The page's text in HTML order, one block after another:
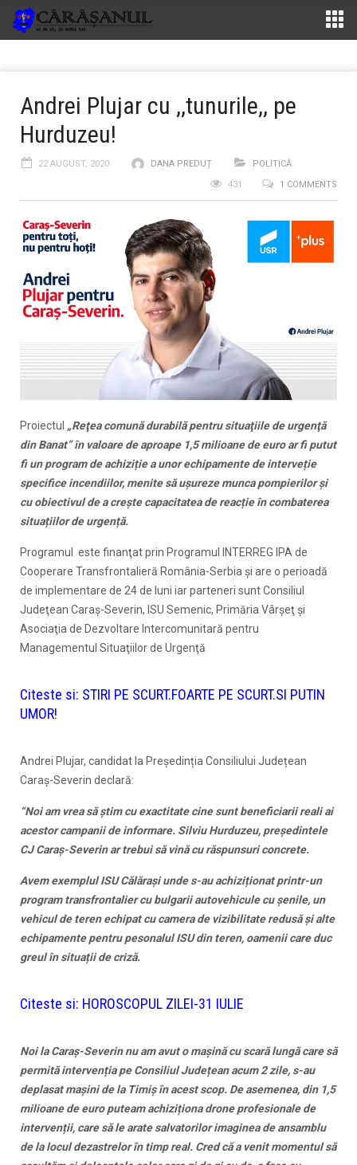
Andrei Plujar cu ,,tunurile,, pe
Hurduzeu!
22 AUGUST, 2020 DANA PREDUȚ
POLITICĂ
1 COMMENTS
431
Proiectul „Reţea comună durabilă pentru situaţiile de urgenţă
din Banat” în valoare de aproape 1,5 milioane de euro ar fi putut
fi un program de achiziție a unor echipamente de interveție
specifice incendiilor, menite să ușureze munca pompierilor și
cu obiectivul de a crește capacitatea de reacție în combaterea
situațiilor de urgență.
Programul este finanţat prin Programul INTERREG IPA de
Cooperare Transfrontalieră România-Serbia şi are o perioadă
de implementare de 24 de luni iar parteneri sunt Consiliul
Judeţean Caraş-Severin, ISU Semenic, Primăria Vârşeţ şi
Asociaţia de Dezvoltare Intercomunitară pentru
Managementul Situaţiilor de Urgenţă
Citeste si: STIRI PE SCURT.FOARTE PE SCURT.SI PUTIN
UMOR!
Andrei Plujar, candidat la Președinția Consiliului Județean
Caraș-Severin declară:
“Noi am vrea să știm cu exactitate cine sunt beneficiarii reali ai
acestor campanii de informare. Silviu Hurduzeu, președintele
CJ Caraș-Severin ar trebui să vină cu răspunsuri concrete.
Avem exemplul ISU Călărași unde s-au achiziționat printr-un
program transfrontalier cu bulgarii autovehicule cu șenile, un
vehicul de teren echipat cu camera de vizibilitate redusă și alte
echipamente pentru pesonalul ISU din teren, oamenii care duc
greul în situații de criză.
Citeste si: HOROSCOPUL ZILEI-31 IULIE
Noi la Caraș-Severin nu am avut o mașină cu scară lungă care să
permită intervenția pe Consiliul Județean acum 2 zile, s-au
deplasat mașini de la Timiș în acest scop. De asemenea, din 1,5
milioane de euro puteam achiziționa drone profesionale de
intervenții, care să le arate salvatorilor imaginea de ansamblu
de la locul dezastrelor în timp real. Cred că a venit momentul să